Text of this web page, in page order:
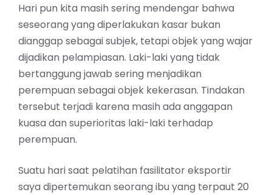
Hari pun kita masih sering mendengar bahwa
seseorang yang diperlakukan kasar bukan
dianggap sebagai subjek, tetapi objek yang wajar
dijadikan pelampiasan. Laki-laki yang tidak
bertanggung jawab sering menjadikan
perempuan sebagai objek kekerasan. Tindakan
tersebut terjadi karena masih ada anggapan
kuasa dan superioritas laki-laki terhadap
perempuan.
Suatu hari saat pelatihan fasilitator eksportir
saya dipertemukan seorang ibu yang terpaut 20